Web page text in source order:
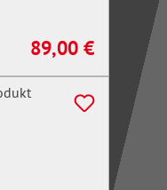
Regulärer Preis:
89,00 €